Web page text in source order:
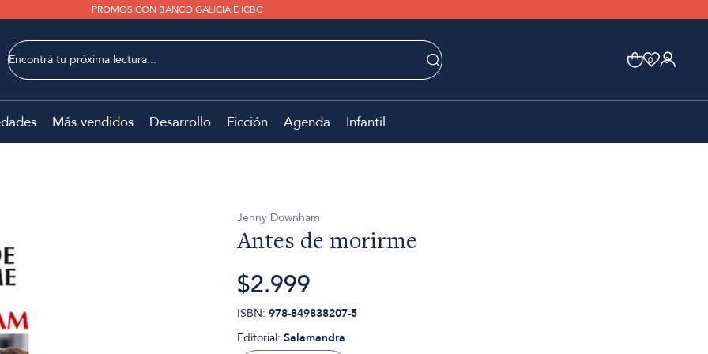
PROMOS CON BANCO GALICIA E ICBC
0 0
Más vendidos Desarrollo Ficción Agenda Infantil
Jenny Downham
Antes de morirme
$2.999
ISBN: 978-849838207-5
Editorial: Salamandra